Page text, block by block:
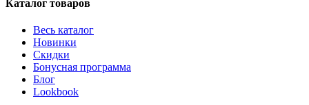
Каталог товаров
Весь каталог
Новинки
Скидки
Бонусная программа
Блог
Lookbook